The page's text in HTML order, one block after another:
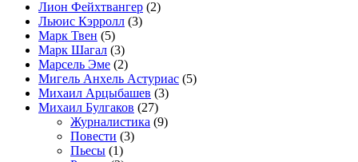
Лион Фейхтвангер (2)
Льюис Кэрролл (3)
Марк Твен (5)
Марк Шагал (3)
Марсель Эме (2)
Мигель Анхель Астуриас (5)
Михаил Арцыбашев (3)
Михаил Булгаков (27)
Журналистика (9)
Повести (3)
Пьесы (1)